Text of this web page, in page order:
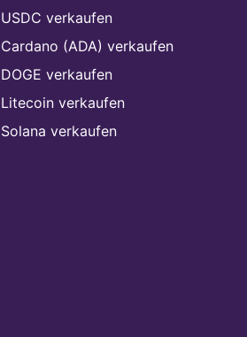
USDC verkaufen
Cardano (ADA) verkaufen
DOGE verkaufen
Litecoin verkaufen
Solana verkaufen